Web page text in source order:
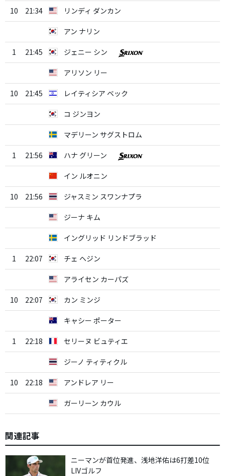
10 21:34 リンディ ダンカン
アン ナリン
1 21:45 ジェニー シン
アリソン リー
10 21:45 レイティシア ベック
コ ジンヨン
マデリーン サグストロム
1 21:56 ハナ グリーン
イン ルオニン
10 21:56 ジャスミン スワンナプラ
ジーナ キム
イングリッド リンドブラッド
1 22:07 チェ ヘジン
アライセン カーパズ
10 22:07 カン ミンジ
キャシー ポーター
1 22:18 セリーヌ ビュティエ
ジーノ ティティクル
10 22:18 アンドレア リー
ガーリーン カウル
関連記事
ニーマンが首位発進、浅地洋佑は6打差10位
LIVゴルフ